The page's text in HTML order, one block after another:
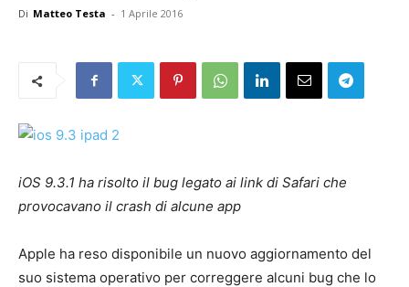
Di Matteo Testa - 1 Aprile 2016
iOS 9.3.1 ha risolto il bug legato ai link di Safari che
provocavano il crash di alcune app
Apple ha reso disponibile un nuovo aggiornamento del
suo sistema operativo per correggere alcuni bug che lo